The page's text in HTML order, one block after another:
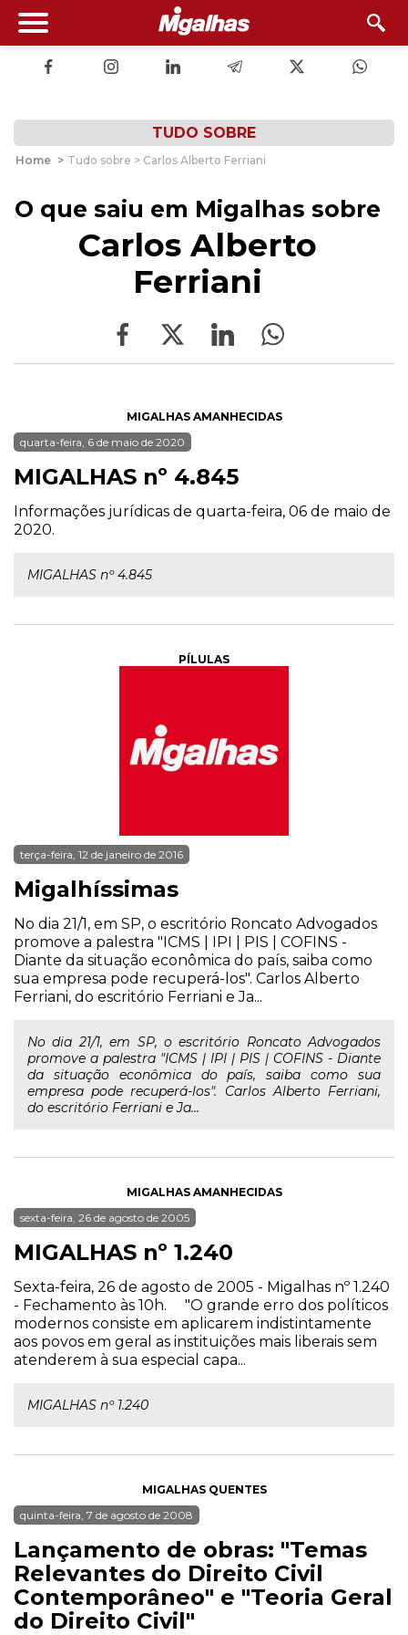
TUDO SOBRE
Home > Tudo sobre > Carlos Alberto Ferriani
O que saiu em Migalhas sobre
Carlos Alberto
Ferriani
MIGALHAS AMANHECIDAS
quarta-feira, 6 de maio de 2020
MIGALHAS nº 4.845
Informações jurídicas de quarta-feira, 06 de maio de
2020.
MIGALHAS nº 4.845
PÍLULAS
terça-feira, 12 de janeiro de 2016
Migalhíssimas
No dia 21/1, em SP, o escritório Roncato Advogados
promove a palestra "ICMS | IPI | PIS | COFINS -
Diante da situação econômica do país, saiba como
sua empresa pode recuperá-los". Carlos Alberto
Ferriani, do escritório Ferriani e Ja...
No dia 21/1, em SP, o escritório Roncato Advogados
promove a palestra "ICMS | IPI | PIS | COFINS - Diante
da situação econômica do país, saiba como sua
empresa pode recuperá-los". Carlos Alberto Ferriani,
do escritório Ferriani e Ja...
MIGALHAS AMANHECIDAS
sexta-feira, 26 de agosto de 2005
MIGALHAS nº 1.240
Sexta-feira, 26 de agosto de 2005 - Migalhas nº 1.240
- Fechamento às 10h. "O grande erro dos políticos
modernos consiste em aplicarem indistintamente
aos povos em geral as instituições mais liberais sem
atenderem à sua especial capa...
MIGALHAS nº 1.240
MIGALHAS QUENTES
quinta-feira, 7 de agosto de 2008
Lançamento de obras: "Temas
Relevantes do Direito Civil
Contemporâneo" e "Teoria Geral
do Direito Civil"